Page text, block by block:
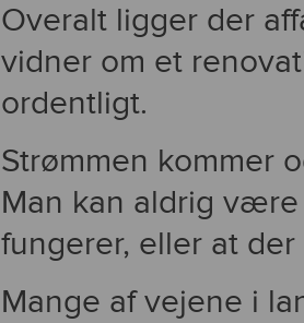
Overalt ligger der
vidner om et
ordentligt.
Strømmen kommer
Man kan aldrig
fungerer, eller at
Mange af vejene i